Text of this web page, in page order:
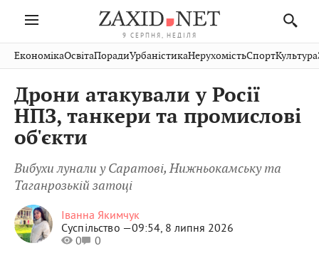
9 СЕРПНЯ, НЕДІЛЯ
Івано-
Франківськ
Волинь
Закарпаття
Рівне
Шептицький
Стрий
Хмельницький
Вінниця
Публікації
Авто СловкоКультура
Кіно
Дім СпортКраєзнавство
ФотоОсвітаНерухомість
Домашні
ЕкономікаОсвітаПорадиУрбаністикаНерухомістьСпортКультура
Дрони атакували у Росії
НПЗ, танкери та промислові
об'єкти
Вибухи лунали у Саратові, Нижньокамську та
Таганрозькій затоці
Іванна Якимчук
Суспільство —09:54, 8 липня 2026
0
0